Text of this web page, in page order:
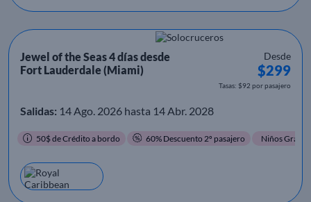
Jewel of the Seas 4 días desde
Fort Lauderdale (Miami)
Desde
$299
Tasas: $92 por pasajero
Salidas: 14 Ago. 2026 hasta 14 Abr. 2028
50$ de Crédito a bordo 60% Descuento 2º pasajero Niños Gratis